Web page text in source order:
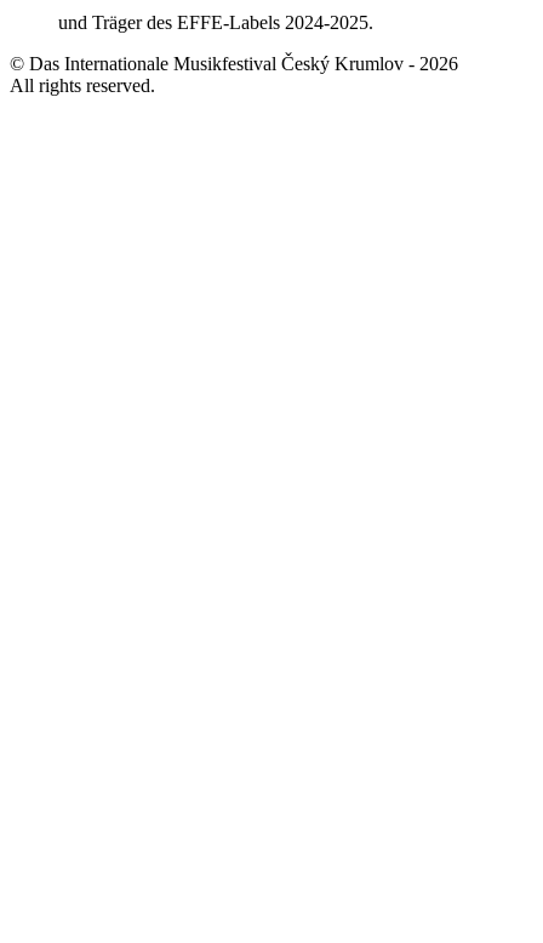
und Träger des EFFE-Labels 2024-2025.
© Das Internationale Musikfestival Český Krumlov - 2026
All rights reserved.